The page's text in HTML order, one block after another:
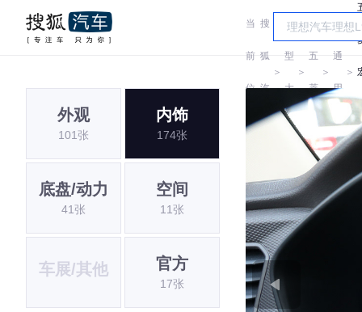
当
前
位
置:
搜
狐
汽
车
＞
车
型
大
全
＞
五
菱
＞
汽
通
用
五
菱
＞
外观
101张
内饰
174张
底盘/动力
41张
空间
11张
车展/其他 官方
17张